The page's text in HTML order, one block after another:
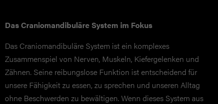
TRAINING
KURSE
EPIGENETIK
Das Craniomandibuläre System im Fokus
Das Craniomandibuläre System ist ein komplexes
Zusammenspiel von Nerven, Muskeln, Kiefergelenken und
Zähnen. Seine reibungslose Funktion ist entscheidend für
unsere Fähigkeit zu essen, zu sprechen und unseren Alltag
ohne Beschwerden zu bewältigen. Wenn dieses System aus